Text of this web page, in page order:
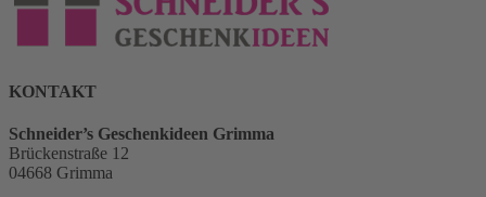
KONTAKT
Schneider’s Geschenkideen Grimma
Brückenstraße 12
04668 Grimma